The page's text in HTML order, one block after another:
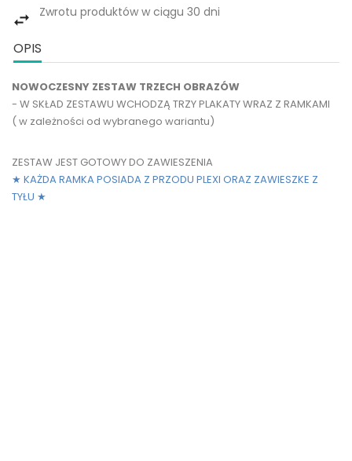
Zwrotu produktów w ciągu 30 dni
OPIS
NOWOCZESNY ZESTAW TRZECH OBRAZÓW
- W SKŁAD ZESTAWU WCHODZĄ TRZY PLAKATY WRAZ Z RAMKAMI
( w zależności od wybranego wariantu)
ZESTAW JEST GOTOWY DO ZAWIESZENIA
★ KAŻDA RAMKA POSIADA Z PRZODU PLEXI ORAZ ZAWIESZKE Z
TYŁU ★